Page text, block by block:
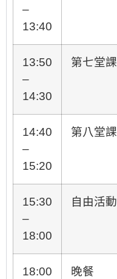
–
13:40
13:50
–
14:30
第七堂課
14:40
–
15:20
第八堂課
15:30
–
18:00
自由活動
18:00
晚餐